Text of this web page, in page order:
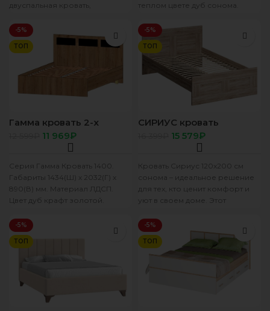
двуспальная кровать,
модным дизайном для
семейной
теплом цвете дуб сонома.
декорировано белой
экокожей и украшено
-5%
ТОП
Гамма кровать 2-х
спальная 1400 дуб
крафт/ дуб вотан
11 969₽
Серия Гамма Кровать 1400.
Габариты 1434(Ш) х 2032(Г) х
890(В) мм. Материал ЛДСП.
Цвет дуб крафт золотой.
-5%
ТОП
СИРИУС кровать
двойная 120х200
Сонома15 579₽
Кровать Сириус 120х200 см
сонома – идеальное решение
для тех, кто ценит комфорт и
уют в своем доме. Этот
-5%
ТОП
-5%
ТОП